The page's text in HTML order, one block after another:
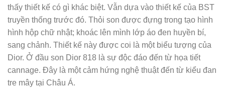
thấy thiết kế có gì khác biệt. Vẫn dựa vào thiết kế của BST
truyền thống trước đó. Thỏi son được đựng trong tạo hình
hình hộp chữ nhật; khoác lên mình lớp áo đen huyền bí,
sang chảnh. Thiết kế này được coi là một biểu tượng của
Dior. Ở đầu son Dior 818 là sự độc đáo đến từ họa tiết
cannage. Đây là một cảm hứng nghệ thuật đến từ kiểu đan
tre mây tại Châu Á.